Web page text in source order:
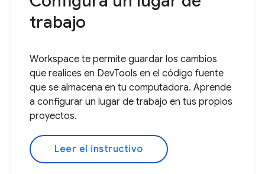
trabajo
Workspace te permite guardar los cambios
que realices en DevTools en el código fuente
que se almacena en tu computadora. Aprende
a configurar un lugar de trabajo en tus propios
proyectos.
Leer el instructivo